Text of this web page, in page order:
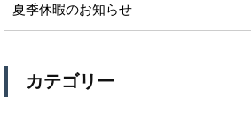
夏季休暇のお知らせ
カテゴリー